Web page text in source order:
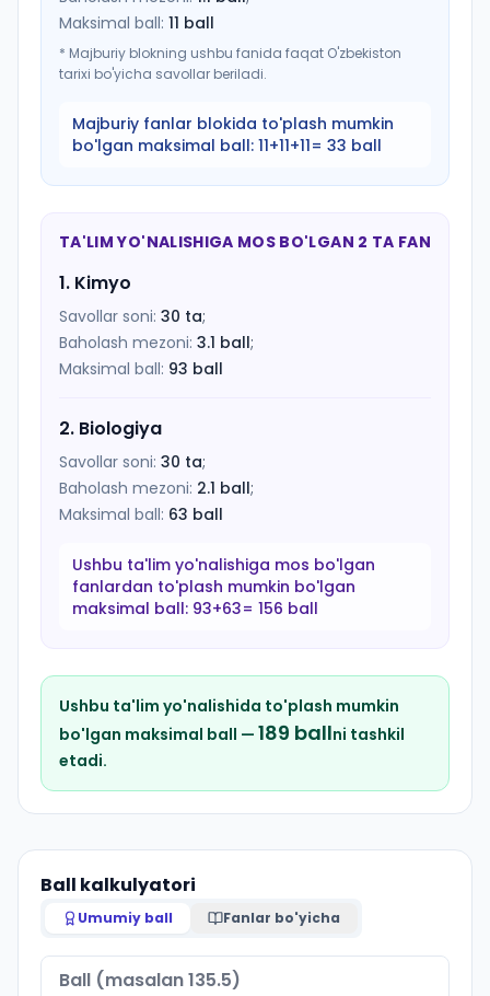
Maksimal ball: 11 ball
* Majburiy blokning ushbu fanida faqat O'zbekiston
tarixi bo'yicha savollar beriladi.
Majburiy fanlar blokida to'plash mumkin
bo'lgan maksimal ball: 11+11+11= 33 ball
TA'LIM YO'NALISHIGA MOS BO'LGAN 2 TA FAN
1. Kimyo
Savollar soni: 30 ta;
Baholash mezoni: 3.1 ball;
Maksimal ball: 93 ball
2. Biologiya
Savollar soni: 30 ta;
Baholash mezoni: 2.1 ball;
Maksimal ball: 63 ball
Ushbu ta'lim yo'nalishiga mos bo'lgan
fanlardan to'plash mumkin bo'lgan
maksimal ball: 93+63= 156 ball
Ushbu ta'lim yo'nalishida to'plash mumkin
bo'lgan maksimal ball — 189 ballni tashkil
etadi.
Ball kalkulyatori
Umumiy ball Fanlar bo'yicha